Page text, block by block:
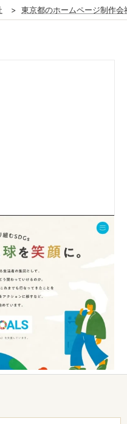
> 東京都のホームページ制作会
活者の集団として、サステ
っていけるのか。BitBeans
ラグイン「Figma to
て実装いたしました。
内にすでに同様のイラスト
存在しても違和感の無い
き起こしています。